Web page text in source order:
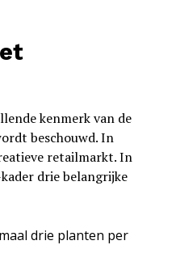
kenmerk van de
beschouwd. In
retailmarkt. In
drie belangrijke
drie planten per